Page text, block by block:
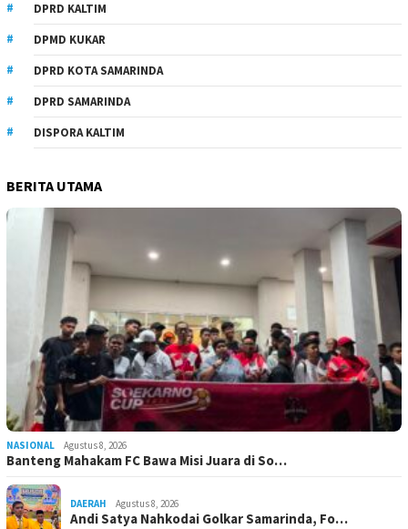
DPRD KALTIM
DPMD KUKAR
DPRD KOTA SAMARINDA
DPRD SAMARINDA
DISPORA KALTIM
BERITA UTAMA
NASIONAL Agustus 8, 2026
Banteng Mahakam FC Bawa Misi Juara di So…
DAERAH Agustus 8, 2026
Andi Satya Nahkodai Golkar Samarinda, Fo…